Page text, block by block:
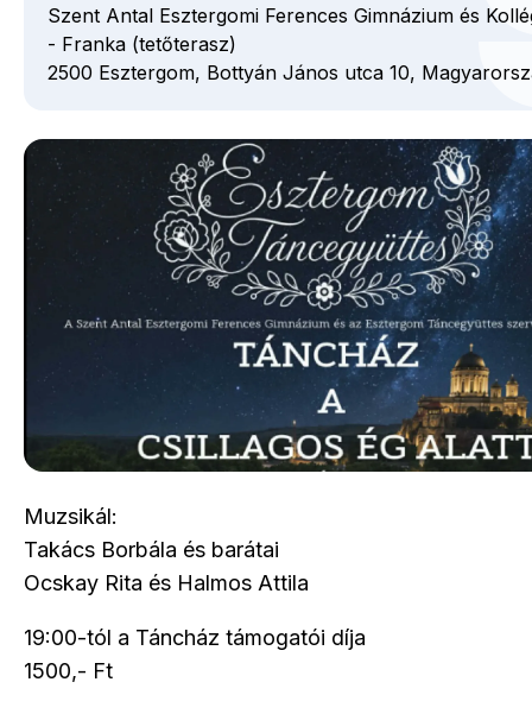
Muzsikál:
Takács Borbála és barátai
Ocskay Rita és Halmos Attila
19:00-tól a Táncház támogatói díja
1500,- Ft
Szent Antal Esztergomi Ferences Gimnázium és
- Franka (tetőterasz)
2500 Esztergom, Bottyán János utca 10,